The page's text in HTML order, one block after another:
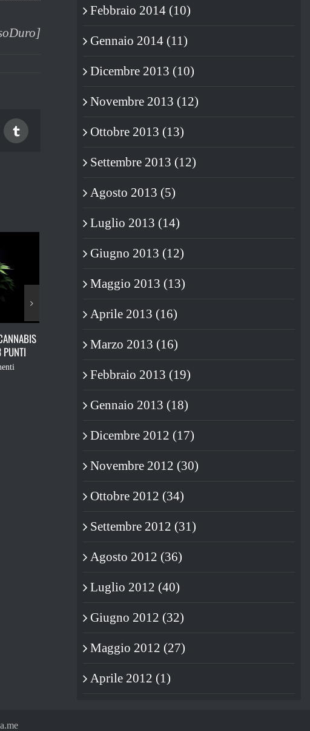
Tumblr
DEVI
STRANISSIME COSE: LA SERIE
TV SUGLI ANNI ’80 ITALIANI
Febbraio 2014 (10)
Gennaio 2014 (11)
Dicembre 2013 (10)
Novembre 2013 (12)
Ottobre 2013 (13)
Settembre 2013 (12)
Agosto 2013 (5)
Luglio 2013 (14)
Giugno 2013 (12)
Maggio 2013 (13)
Aprile 2013 (16)
Marzo 2013 (16)
Febbraio 2013 (19)
Gennaio 2013 (18)
Dicembre 2012 (17)
Novembre 2012 (30)
Ottobre 2012 (34)
Settembre 2012 (31)
Agosto 2012 (36)
Luglio 2012 (40)
Giugno 2012 (32)
Maggio 2012 (27)
Aprile 2012 (1)